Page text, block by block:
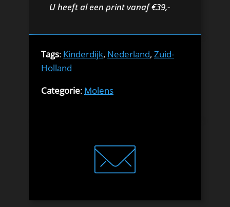
U heeft al een print vanaf €39,-
Tags: Kinderdijk, Nederland, Zuid-
Holland
Categorie: Molens